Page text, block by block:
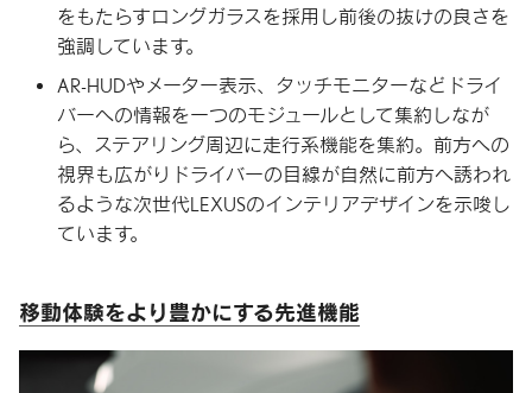
をもたらすロングガラスを採用し前後の抜けの良さを
強調しています。
AR-HUDやメーター表示、タッチモニターなどドライ
バーへの情報を一つのモジュールとして集約しなが
ら、ステアリング周辺に走行系機能を集約。前方への
視界も広がりドライバーの目線が自然に前方へ誘われ
るような次世代LEXUSのインテリアデザインを示唆し
ています。
移動体験をより豊かにする先進機能